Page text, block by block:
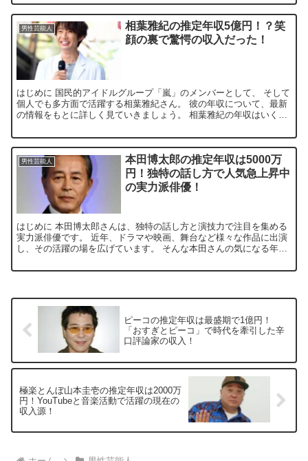
男性芸能人
相葉雅紀の推定年収5億円！？笑
顔の裏で驚愕の収入だった！
はじめに 国民的アイドルグループ「嵐」のメンバーとして、 そして
個人でも多方面で活躍する相葉雅紀さん。 彼の年収について、最新
の情報をもとに詳しく見ていきましょう。 相葉雅紀の年収はいく
男性芸能人
本田博太郎の推定年収は5000万
円！独特の話し方で人気急上昇中
の実力派俳優！
はじめに 本田博太郎さんは、独特の話し方と演技力で注目を集める
実力派俳優です。 近年、ドラマや映画、舞台など様々な作品に出演
し、その活躍の場を広げています。 そんな本田さんの気になる年収
ピーコの推定年収は最盛期で1億円！
「おすぎとピーコ」で時代を牽引した辛
口評論家の収入！
極楽とんぼ山本圭壱の推定年収は2000万
円！YouTubeと音楽活動で活躍の現在の
収入源！